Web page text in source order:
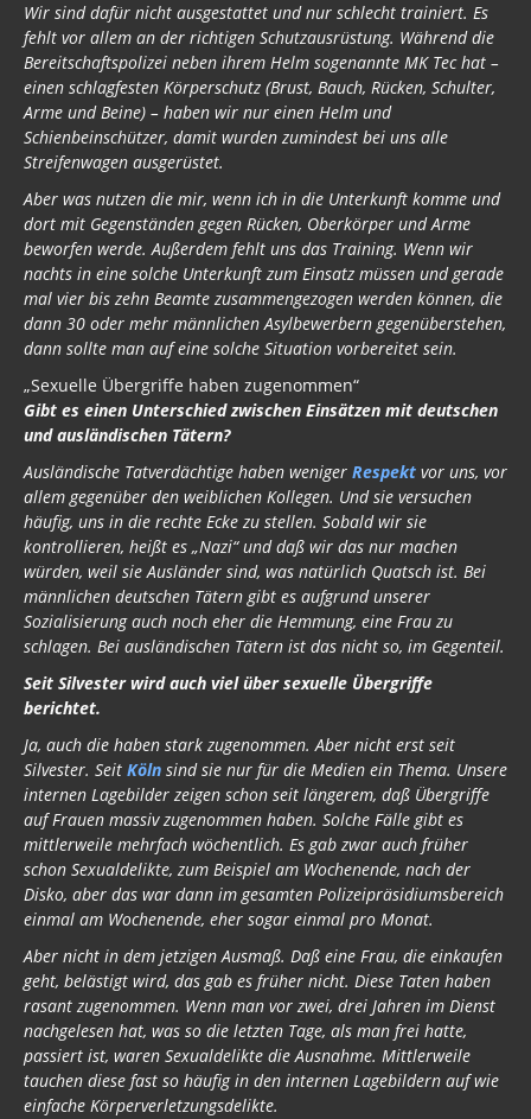
Wir sind dafür nicht ausgestattet und nur schlecht trainiert. Es
fehlt vor allem an der richtigen Schutzausrüstung. Während die
Bereitschaftspolizei neben ihrem Helm sogenannte MK Tec hat –
einen schlagfesten Körperschutz (Brust, Bauch, Rücken, Schulter,
Arme und Beine) – haben wir nur einen Helm und
Schienbeinschützer, damit wurden zumindest bei uns alle
Streifenwagen ausgerüstet.
Aber was nutzen die mir, wenn ich in die Unterkunft komme und
dort mit Gegenständen gegen Rücken, Oberkörper und Arme
beworfen werde. Außerdem fehlt uns das Training. Wenn wir
nachts in eine solche Unterkunft zum Einsatz müssen und gerade
mal vier bis zehn Beamte zusammengezogen werden können, die
dann 30 oder mehr männlichen Asylbewerbern gegenüberstehen,
dann sollte man auf eine solche Situation vorbereitet sein.
„Sexuelle Übergriffe haben zugenommen“
Gibt es einen Unterschied zwischen Einsätzen mit deutschen
und ausländischen Tätern?
Ausländische Tatverdächtige haben weniger Respekt vor uns, vor
allem gegenüber den weiblichen Kollegen. Und sie versuchen
häufig, uns in die rechte Ecke zu stellen. Sobald wir sie
kontrollieren, heißt es „Nazi“ und daß wir das nur machen
würden, weil sie Ausländer sind, was natürlich Quatsch ist. Bei
männlichen deutschen Tätern gibt es aufgrund unserer
Sozialisierung auch noch eher die Hemmung, eine Frau zu
schlagen. Bei ausländischen Tätern ist das nicht so, im Gegenteil.
Seit Silvester wird auch viel über sexuelle Übergriffe
berichtet.
Ja, auch die haben stark zugenommen. Aber nicht erst seit
Silvester. Seit Köln sind sie nur für die Medien ein Thema. Unsere
internen Lagebilder zeigen schon seit längerem, daß Übergriffe
auf Frauen massiv zugenommen haben. Solche Fälle gibt es
mittlerweile mehrfach wöchentlich. Es gab zwar auch früher
schon Sexualdelikte, zum Beispiel am Wochenende, nach der
Disko, aber das war dann im gesamten Polizeipräsidiumsbereich
einmal am Wochenende, eher sogar einmal pro Monat.
Aber nicht in dem jetzigen Ausmaß. Daß eine Frau, die einkaufen
geht, belästigt wird, das gab es früher nicht. Diese Taten haben
rasant zugenommen. Wenn man vor zwei, drei Jahren im Dienst
nachgelesen hat, was so die letzten Tage, als man frei hatte,
passiert ist, waren Sexualdelikte die Ausnahme. Mittlerweile
tauchen diese fast so häufig in den internen Lagebildern auf wie
einfache Körperverletzungsdelikte.